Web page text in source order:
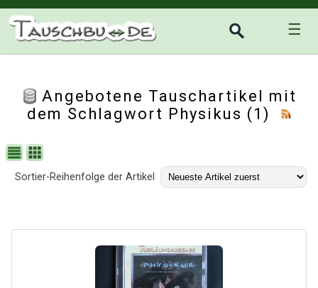
☰
Angebotene Tauschartikel mit
dem Schlagwort Physikus (1)
Sortier-Reihenfolge der Artikel